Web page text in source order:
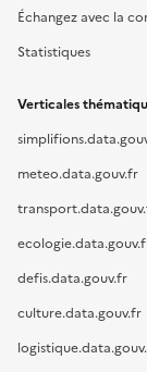
Échangez avec la
Statistiques
Verticales
meteo.data.gouv.fr
defis.data.gouv.fr
culture.data.gouv.fr